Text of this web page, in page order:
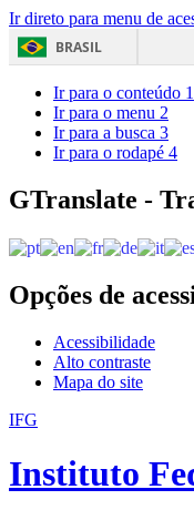
Ir direto para menu de
BRASIL
Ir para o conteúdo 1
Ir para o menu 2
Ir para a busca 3
Ir para o rodapé 4
GTranslate -
Opções de
Acessibilidade
Alto contraste
Mapa do site
IFG
Instituto